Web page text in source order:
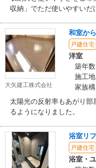
収納」でただ使いやすいだ
にあわせたハイブリッドク
にし 高級感のある素敵なキ
大矢建工株式会社
和室か
戸建住宅
洋室
築年
施工
家族
太陽光の反射率もあがり部
るようになりました。
浴室リ
戸建住宅
浴室・